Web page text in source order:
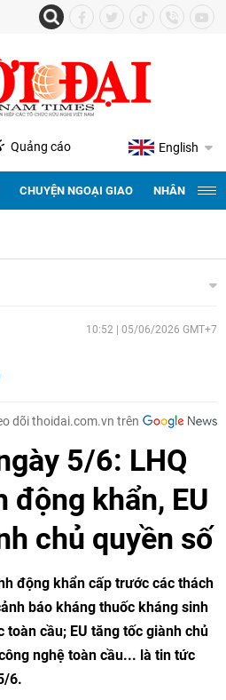
Quảng cáo English
CHUYỆN NGOẠI GIAO NHÂN
10:52 | 05/06/2026 GMT+7
dõi thoidai.com.vn trên
5/6: LHQ
động khẩn, EU
chủ quyền số
động khẩn cấp trước các thách
báo kháng thuốc kháng sinh
cầu; EU tăng tốc giành chủ
nghệ toàn cầu... là tin tức
6.